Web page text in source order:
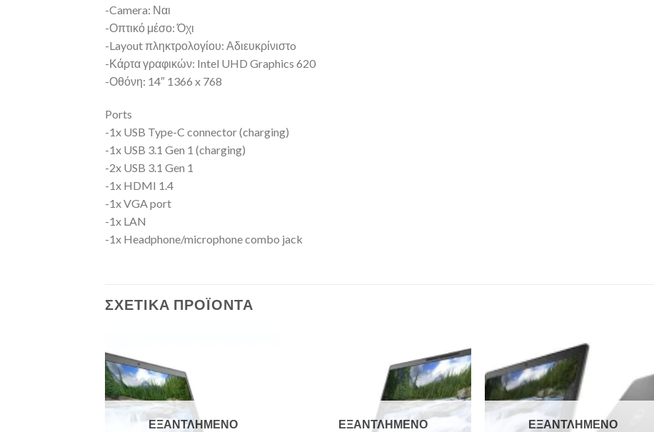
-Camera: Ναι
-Οπτικό μέσο: Όχι
-Layout πληκτρολογίου: Αδιευκρίνιστo
-Κάρτα γραφικών: Intel UHD Graphics 620
-Οθόνη: 14″ 1366 x 768
Ports
-1x USB Type-C connector (charging)
-1x USB 3.1 Gen 1 (charging)
-2x USB 3.1 Gen 1
-1x HDMI 1.4
-1x VGA port
-1x LAN
-1x Headphone/microphone combo jack
ΣΧΕΤΙΚΆ ΠΡΟΪΌΝΤΑ
ΕΞΑΝΤΛΗΜΈΝΟ
Add to
Wishlist
ΕΞΑΝΤΛΗΜΈΝΟ
Add to
ΕΞΑΝΤΛΗΜΈΝΟ